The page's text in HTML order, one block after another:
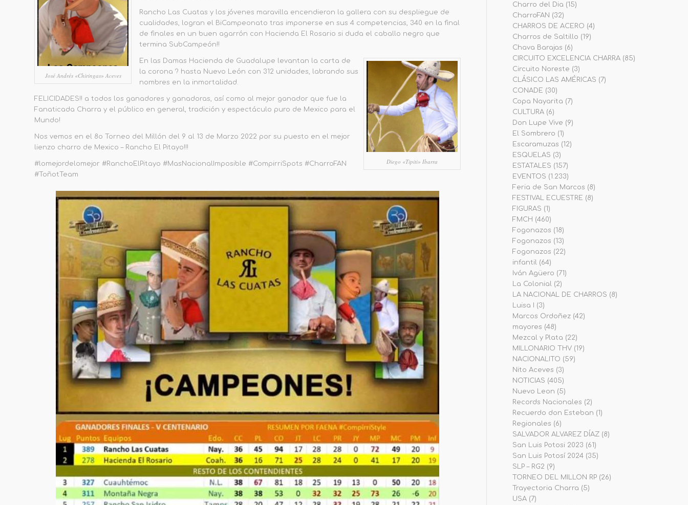
José Andrés «Chiringas» Aceves
Rancho Las Cuatas y los jóvenes maravilla encendieron la gallera con su despliegue de
cualidades, logran el BiCampeonato tras imponerse en sus 4 competencias, 340 en la final
de finales en un buen agarrón con Hacienda El Rosario si duda el caballo negro que
termina SubCampeón!!
Diego «Tipiti» Ibarra
En las Damas Hacienda de Guadalupe levantan la carta de
la corona ? hasta Nuevo León con 312 unidades, labrando sus
nombres en la inmortalidad.
FELICIDADES!! a todos los ganadores y ganadoras, así como al mejor ganador que fue la
Fanaticada Charra y el público en general, tradición y espectáculo puro de Mexico para el
Mundo!
Nos vemos en el 8o Torneo del Millón del 9 al 13 de Marzo 2022 por su puesto en el mejor
lienzo charro de Mexico – Rancho El Pitayo!!!
#lomejordelomejor #RanchoElPitayo #MasNacionalImposible #CompirriSpots #CharroFAN
#ToñotTeam
Charro del Dia (15)
CharroFAN (32)
CHARROS DE ACERO (4)
Charros de Saltillo (19)
Chava Barajas (6)
CIRCUITO EXCELENCIA CHARRA (85)
Circuito Noreste (3)
CLÁSICO LAS AMÉRICAS (7)
CONADE (30)
Copa Nayarita (7)
CULTURA (6)
Don Lupe Vive (9)
El Sombrero (1)
Escaramuzas (12)
ESQUELAS (3)
ESTATALES (157)
EVENTOS (1.233)
Feria de San Marcos (8)
FESTIVAL ECUESTRE (8)
FIGURAS (1)
FMCH (460)
Fogonazos (18)
Fogonazos (13)
Fogonazos (22)
infantil
(64)
Iván Agüero (71)
La Colonial
(2)
LA NACIONAL DE CHARROS (8)
Luisa I
(3)
Marcos Ordoñez (42)
mayores (48)
Mezcal y Plata (22)
MILLONARIO THV (19)
NACIONALITO (59)
Nito Aceves (3)
NOTICIAS (405)
Nuevo Leon (5)
Records Nacionales (2)
Recuerdo don Esteban (1)
Regionales (6)
SALVADOR ALVAREZ DÍAZ (8)
San Luis Potosi 2023 (61)
San Luis Potosí 2024 (35)
SLP – RG2 (9)
TORNEO DEL MILLON RP (26)
Trayectoria Charra (5)
USA (7)